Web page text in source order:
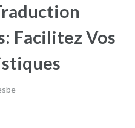
Facilitez Vos